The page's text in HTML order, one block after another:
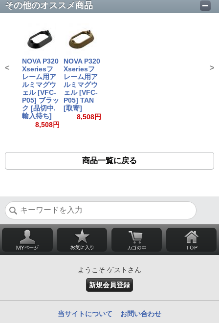
その他のオススメ商品
NOVA P320
Xseriesフ
レーム用ア
ルミマグウ
ェル [VFC-
P05] ブラッ
ク [品切中.
輸入待ち]
8,508円
NOVA P320
Xseriesフ
レーム用ア
ルミマグウ
ェル [VFC-
P05] TAN
[取寄]
8,508円
< >
商品一覧に戻る
ようこそ ゲストさん
新規会員登録
当サイトについて お問い合わせ